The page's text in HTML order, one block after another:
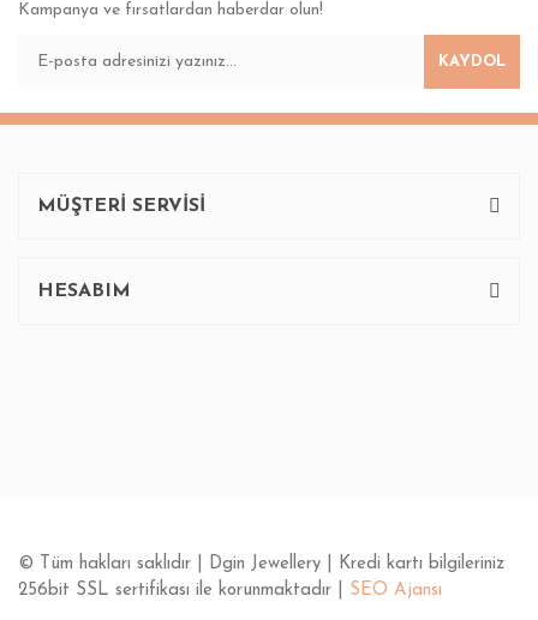
Yorum Yaz
Ürün açıklamasında eksik bilgiler bulunuyor.
Kampanya ve fırsatlardan haberdar olun!
KAYDOL
MÜŞTERİ SERVİSİ
HESABIM
© Tüm hakları saklıdır | Dgin Jewellery | Kredi kartı bilgileriniz
256bit SSL sertifikası ile korunmaktadır | SEO Ajansı